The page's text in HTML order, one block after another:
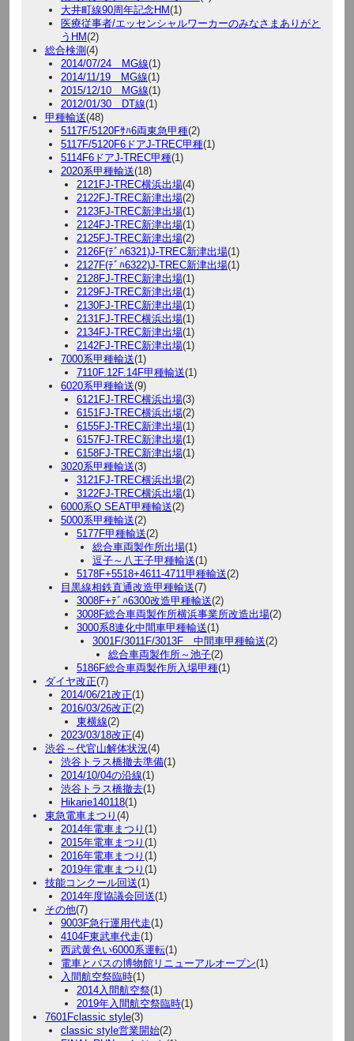
大井町線90周年記念HM(1)
医療従事者/エッセンシャルワーカーのみなさまありがと
うHM(2)
総合検測 (4)
2014/07/24 MG線(1)
2014/11/19 MG線(1)
2015/12/10 MG線(1)
2012/01/30 DT線(1)
甲種輸送(48)
5117F/5120Fｻﾊ6両東急甲種(2)
5117F/5120F6ドアJ-TREC甲種(1)
5114F6ドアJ-TREC甲種(1)
2020系甲種輸送(18)
2121FJ-TREC横浜出場(4)
2122FJ-TREC新津出場(2)
2123FJ-TREC新津出場(1)
2124FJ-TREC新津出場(1)
2125FJ-TREC新津出場(2)
2126F(ﾃﾞﾊ6321)J-TREC新津出場(1)
2127F(ﾃﾞﾊ6322)J-TREC新津出場(1)
2128FJ-TREC新津出場(1)
2129FJ-TREC新津出場(1)
2130FJ-TREC新津出場(1)
2131FJ-TREC横浜出場(1)
2134FJ-TREC新津出場(1)
2142FJ-TREC新津出場(1)
7000系甲種輸送(1)
7110F.12F.14F甲種輸送(1)
6020系甲種輸送(9)
6121FJ-TREC横浜出場(3)
6151FJ-TREC横浜出場(2)
6155FJ-TREC新津出場(1)
6157FJ-TREC新津出場(1)
6158FJ-TREC新津出場(1)
3020系甲種輸送(3)
3121FJ-TREC横浜出場(2)
3122FJ-TREC横浜出場(1)
6000系Q SEAT甲種輸送(2)
5000系甲種輸送(2)
5177F甲種輸送(2)
総合車両製作所出場(1)
逗子～八王子甲種輸送(1)
5178F+5518+4611-4711甲種輸送(2)
目黒線相鉄直通改造甲種輸送(7)
3008F+ﾃﾞﾊ6300改造甲種輸送(2)
3008F総合車両製作所横浜事業所改造出場(2)
3000系8連化中間車甲種輸送(1)
3001F/3011F/3013F 中間車甲種輸送(2)
総合車両製作所～池子(2)
5186F総合車両製作所入場甲種(1)
ダイヤ改正(7)
2014/06/21改正(1)
2016/03/26改正(2)
東横線(2)
2023/03/18改正(4)
渋谷～代官山解体状況(4)
渋谷トラス橋撤去準備(1)
2014/10/04の沿線(1)
渋谷トラス橋撤去(1)
Hikarie140118(1)
東急電車まつり (4)
2014年電車まつり (1)
2015年電車まつり (1)
2016年電車まつり (1)
2019年電車まつり (1)
技能コンクール回送(1)
2014年度協議会回送(1)
その他(7)
9003F急行運用代走(1)
4104F東武車代走(1)
西武黄色い6000系運転(1)
電車とバスの博物館リニューアルオープン(1)
入間航空祭臨時(1)
2014入間航空祭(1)
2019年入間航空祭臨時(1)
7601Fclassic style(3)
classic style営業開始(2)